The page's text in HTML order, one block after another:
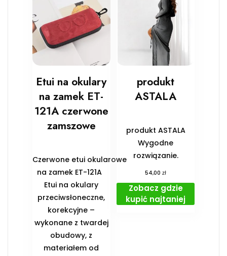
Etui na okulary
na zamek ET-
121A czerwone
zamszowe
Czerwone etui okularowe
na zamek ET-121A
Etui na okulary
przeciwsłoneczne,
korekcyjne –
wykonane z twardej
obudowy, z
materiałem od
produkt
ASTALA
produkt ASTALA
Wygodne
rozwiązanie.
54,00zł
Zobacz gdzie
kupić najtaniej